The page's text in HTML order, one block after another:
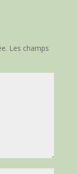
Les champs